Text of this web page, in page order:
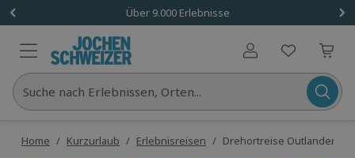
Über 9.000 Erlebnisse
Benutzerkonto
Suche nach Erlebnissen, Orten...
Home / Kurzurlaub / Erlebnisreisen / Drehortreise Outlander